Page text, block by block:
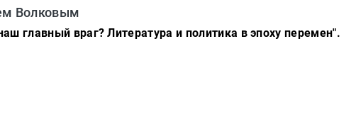
Волковым
главный враг? Литература и политика в эпоху перемен".